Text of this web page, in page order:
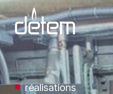
Passer au contenu
réalisations